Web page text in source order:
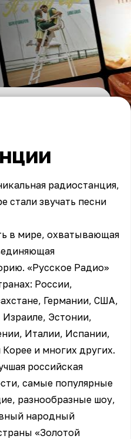
радиостанция,
стали звучать песни
в мире, охватывающая
«Русское Радио»
России,
Германии, США,
Эстонии,
Италии, Испании,
и многих других.
российская
самые популярные
разнообразные шоу,
народный
«Золотой